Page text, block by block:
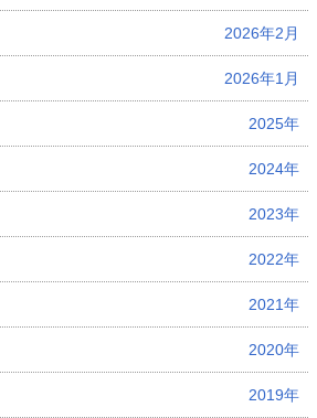
2026年2月
2026年1月
2025年
2024年
2023年
2022年
2021年
2020年
2019年